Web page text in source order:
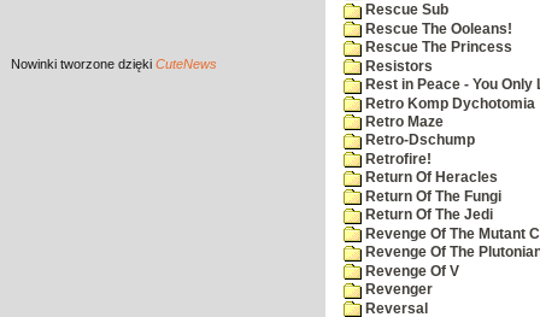
Nowinki tworzone dzięki CuteNews
Rescue Sub
Rescue The Ooleans!
Rescue The Princess
Resistors
Rest in Peace - You Only
Retro Komp Dychotomia
Retro Maze
Retro-Dschump
Retrofire!
Return Of Heracles
Return Of The Fungi
Return Of The Jedi
Revenge Of The Mutant
Revenge Of The
Revenge Of V
Revenger
Reversal